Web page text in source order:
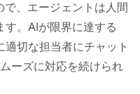
、エージェントは人間
。AIが限界に達する
切な担当者にチャット
ーズに対応を続けられ